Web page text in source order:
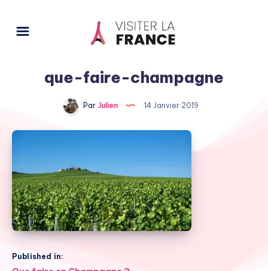
que-faire-champagne
Par Julien 14 Janvier 2019
Published in: